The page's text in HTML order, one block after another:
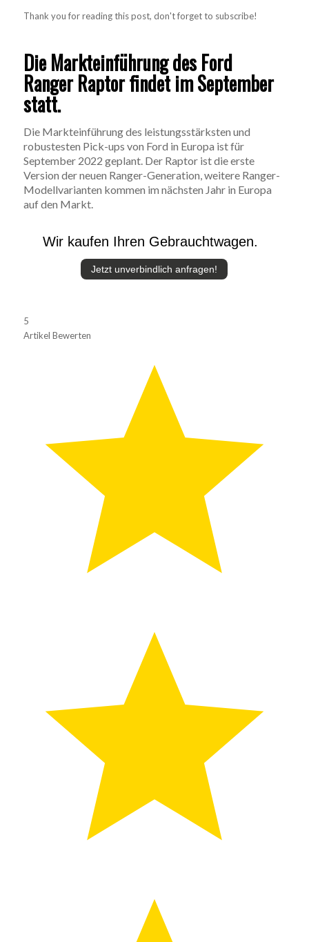
Thank you for reading this post, don't forget to subscribe!
Die Markteinführung des Ford
Ranger Raptor findet im September
statt.
Die Markteinführung des leistungsstärksten und
robustesten Pick-ups von Ford in Europa ist für
September 2022 geplant. Der Raptor ist die erste
Version der neuen Ranger-Generation, weitere Ranger-
Modellvarianten kommen im nächsten Jahr in Europa
auf den Markt.
Wir kaufen Ihren Gebrauchtwagen.
Jetzt unverbindlich anfragen!
5
Artikel Bewerten